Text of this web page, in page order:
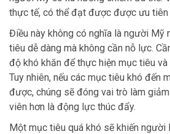
thực tế, có thể đạt được được ưu tiên
Điều này không có nghĩa là người Mỹ
tiêu dễ dàng mà không cần nỗ lực.
độ khó khăn để thực hiện mục tiêu
Tuy nhiên, nếu các mục tiêu khó đến
được, chúng sẽ đóng vai trò làm
viên hơn là động lực thúc đẩy.
Một mục tiêu quá khó sẽ khiến